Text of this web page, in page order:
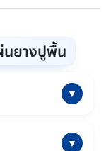
นยางปูพื้น
▼
อเพิ่มความปลอดภัย
▼